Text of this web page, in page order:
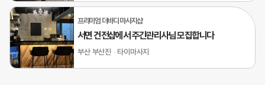
프리미엄 더바디 마사지샵
서면 건전샵에서 주간관리사님 모집합니다
부산 부산진 타이마사지